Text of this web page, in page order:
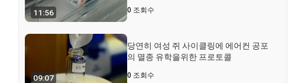
11:56 0 조회수
09:07
당연히 여성 쥐 사이클링에 에어컨 공포
의 멸종 유학을위한 프로토콜
0 조회수